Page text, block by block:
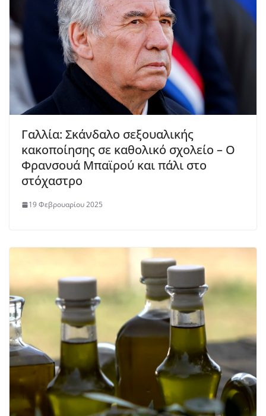
Γαλλία: Σκάνδαλο σεξουαλικής
κακοποίησης σε καθολικό σχολείο – Ο
Φρανσουά Μπαϊρού και πάλι στο
στόχαστρο
19 Φεβρουαρίου 2025